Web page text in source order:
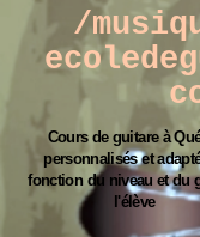
/
Cours de guitare à
personnalisés et
fonction du niveau et du
l'élève